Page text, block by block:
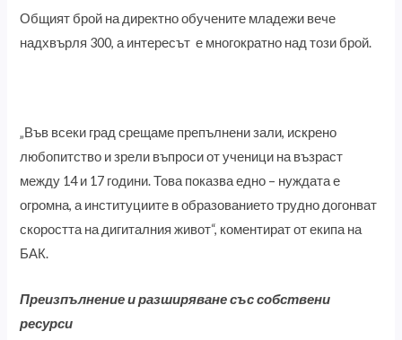
Общият брой на директно обучените младежи вече
надхвърля 300, а интересът е многократно над този брой.
„Във всеки град срещаме препълнени зали, искрено
любопитство и зрели въпроси от ученици на възраст
между 14 и 17 години. Това показва едно – нуждата е
огромна, а институциите в образованието трудно догонват
скоростта на дигиталния живот“, коментират от екипа на
БАК.
Преизпълнение и разширяване със собствени
ресурси